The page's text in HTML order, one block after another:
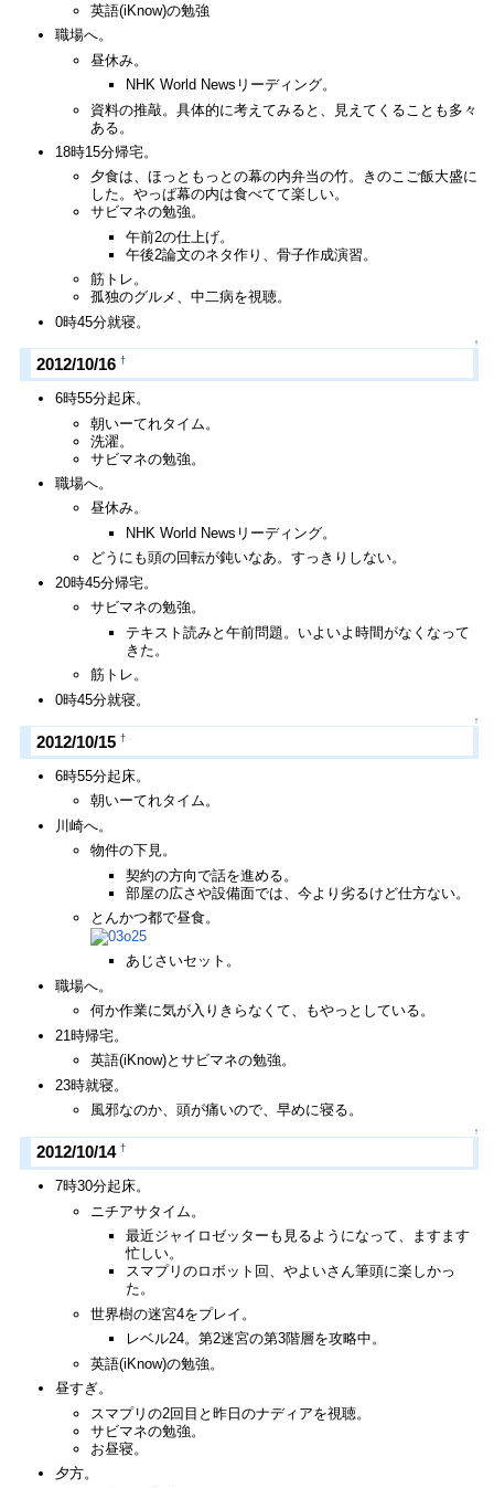
英語(iKnow)の勉強
職場へ。
昼休み。
NHK World Newsリーディング。
資料の推敲。具体的に考えてみると、見えてくることも多々
ある。
18時15分帰宅。
夕食は、ほっともっとの幕の内弁当の竹。きのこご飯大盛に
した。やっぱ幕の内は食べてて楽しい。
サビマネの勉強。
午前2の仕上げ。
午後2論文のネタ作り、骨子作成演習。
筋トレ。
孤独のグルメ、中二病を視聴。
0時45分就寝。
↑
2012/10/16 †
6時55分起床。
朝いーてれタイム。
洗濯。
サビマネの勉強。
職場へ。
昼休み。
NHK World Newsリーディング。
どうにも頭の回転が鈍いなあ。すっきりしない。
20時45分帰宅。
サビマネの勉強。
テキスト読みと午前問題。いよいよ時間がなくなって
きた。
筋トレ。
0時45分就寝。
↑
2012/10/15 †
6時55分起床。
朝いーてれタイム。
川崎へ。
物件の下見。
契約の方向で話を進める。
部屋の広さや設備面では、今より劣るけど仕方ない。
とんかつ都で昼食。
あじさいセット。
職場へ。
何か作業に気が入りきらなくて、もやっとしている。
21時帰宅。
英語(iKnow)とサビマネの勉強。
23時就寝。
風邪なのか、頭が痛いので、早めに寝る。
↑
2012/10/14 †
7時30分起床。
ニチアサタイム。
最近ジャイロゼッターも見るようになって、ますます
忙しい。
スマプリのロボット回、やよいさん筆頭に楽しかっ
た。
世界樹の迷宮4をプレイ。
レベル24。第2迷宮の第3階層を攻略中。
英語(iKnow)の勉強。
昼すぎ。
スマプリの2回目と昨日のナディアを視聴。
サビマネの勉強。
お昼寝。
夕方。